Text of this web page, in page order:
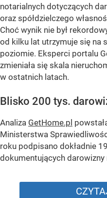
notarialnych dotyczących
oraz spółdzielczego
Choć wynik nie był
od kilku lat utrzymuje się na
poziomie. Eksperci portalu
zmieniała się skala
w ostatnich latach.
Blisko 200 tys.
Analiza GetHome.pl
Ministerstwa
roku podpisano dokładnie
dokumentujących